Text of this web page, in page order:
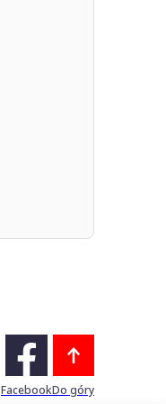
FacebookDo góry